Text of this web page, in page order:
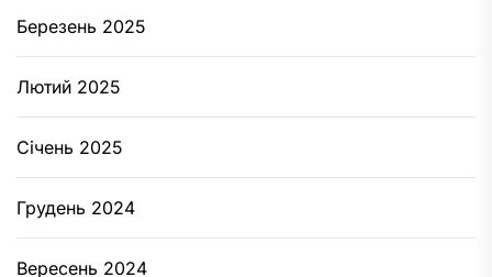
Березень 2025
Лютий 2025
Січень 2025
Грудень 2024
Вересень 2024